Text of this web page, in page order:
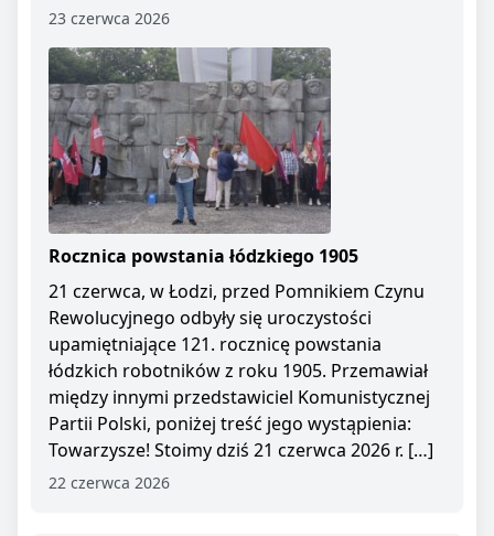
23 czerwca 2026
Rocznica powstania łódzkiego 1905
21 czerwca, w Łodzi, przed Pomnikiem Czynu
Rewolucyjnego odbyły się uroczystości
upamiętniające 121. rocznicę powstania
łódzkich robotników z roku 1905. Przemawiał
między innymi przedstawiciel Komunistycznej
Partii Polski, poniżej treść jego wystąpienia:
Towarzysze! Stoimy dziś 21 czerwca 2026 r. […]
22 czerwca 2026